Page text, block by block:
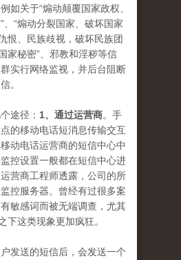
如关于“煽动颠覆国家政权、
、“煽动分裂国家、破坏国家
恨、民族歧视，破坏民族团
家秘密”、邪教和淫秽等信
实行网络监视，并后台阻断
。
途径： 1、通过运营商。手
的移动电话短消息传输交互
动电话运营商的短信中心中
控设置一般都在短信中心进
营商工程师透露，公司的所
控服务器。曾经有过很多案
敏感词而被无端调查，尤其
下这类现象更加疯狂。
发送的短信后，会发送一个